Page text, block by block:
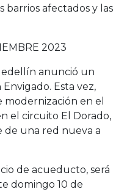
barrios afectados y las
2023
anunció un
Esta vez,
modernización en el
el circuito El Dorado,
una red nueva a
de acueducto, será
domingo 10 de